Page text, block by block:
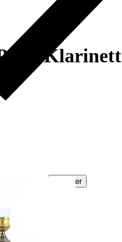
Klarinett
företag.
Läs mer